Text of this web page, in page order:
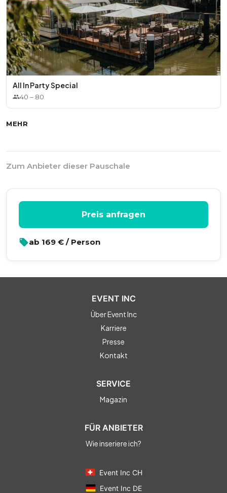
All In Party Special
40 – 80
MEHR
Zum Anbieter dieser Pauschale
Preis anfragen
ab 169 € / Person
EVENT INC
Über Event Inc
Karriere
Presse
Kontakt
SERVICE
Magazin
FÜR ANBIETER
Wie inseriere ich?
Event Inc CH
Event Inc DE